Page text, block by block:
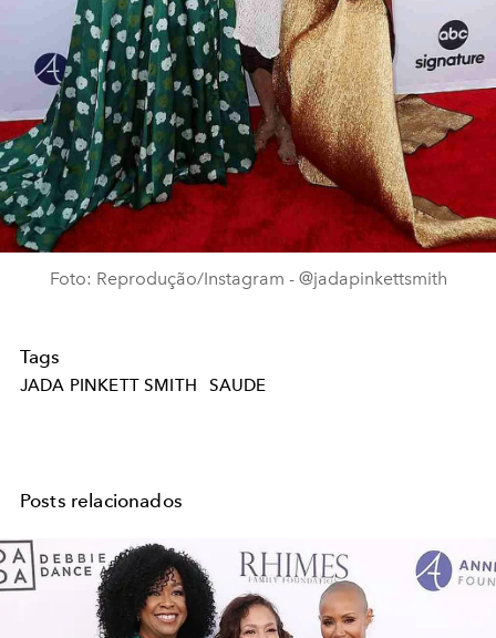
Foto: Reprodução/Instagram - @jadapinkettsmith
Tags
JADA PINKETT SMITH SAUDE
Posts relacionados